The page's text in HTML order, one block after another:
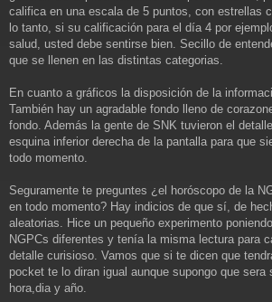
califica en una escala de 5 puntos, con estrellas
lo tanto, si su calificación para el día 4 por
salud, usted debe sentirse bien. Secillo de
que se llenen en las distintas categorias.
En cuanto a gráficos la disposición de la
También hay un agradable fondo lleno de
fondo. Además la gente de SNK tuvieron el
esquina inferior derecha de la pantalla para que
todo momento.
Seguramente te preguntes ¿el horóscopo de la
en todo momento? Hay indicios de que sí, de
aleatorias. Hice un pequeño experimento
NGPCs diferentes y tenía la misma lectura para
detalle curisioso. Vamos que si te dicen que
pocket te lo diran igual aunque supongo que
hora,dia y año.